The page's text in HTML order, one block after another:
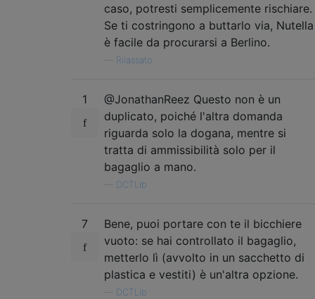
caso, potresti semplicemente rischiare.
Se ti costringono a buttarlo via, Nutella
è facile da procurarsi a Berlino.
Rilassato
1
@JonathanReez Questo non è un
duplicato, poiché l'altra domanda
riguarda solo la dogana, mentre si
tratta di ammissibilità solo per il
bagaglio a mano.
DCTLib
7
Bene, puoi portare con te il bicchiere
vuoto: se hai controllato il bagaglio,
metterlo lì (avvolto in un sacchetto di
plastica e vestiti) è un'altra opzione.
DCTLib